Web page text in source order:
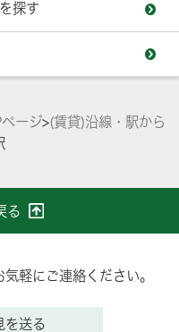
探す
ージ>(賃貸)沿線・駅から
る
軽にご連絡ください。
を送る